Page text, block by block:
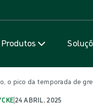
Produtos
o pico da temporada de
|24 ABRIL, 2025